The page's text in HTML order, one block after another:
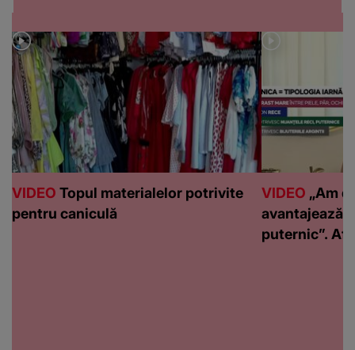
VIDEO Topul materialelor potrivite
pentru caniculă
VIDEO „Am
avantajează
puternic”.